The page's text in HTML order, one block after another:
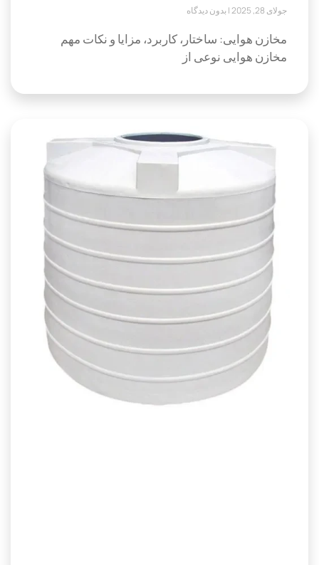
جولای 28, 2025 بدون دیدگاه
مخازن هوایی: ساختار، کاربرد، مزایا و نکات مهم
مخازن هوایی نوعی از